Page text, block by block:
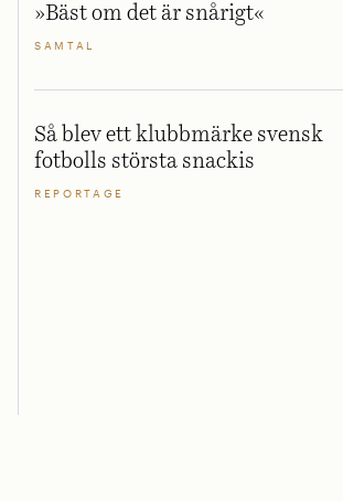
»Bäst om det är snårigt«
SAMTAL
Så blev ett klubbmärke svensk
fotbolls största snackis
REPORTAGE